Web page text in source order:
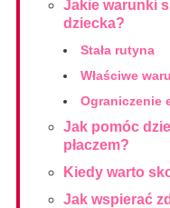
Jakie warunki
dziecka?
Stała rutyna
Właściwe
Ograniczenie
Jak pomóc
płaczem?
Kiedy warto
Jak wspierać